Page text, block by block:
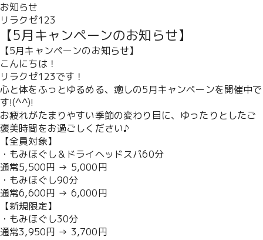
お知らせ
リラクゼ123
【5月キャンペーンのお知らせ】
【5月キャンペーンのお知らせ】
こんにちは！
リラクゼ123です！
心と体をふっとゆるめる、癒しの5月キャンペーンを開催中で
す!(^^)!
お疲れがたまりやすい季節の変わり目に、ゆったりとしたご
褒美時間をお過ごしください♪
【全員対象】
・もみほぐし＆ドライヘッドスパ60分
通常5,500円 → 5,000円
・もみほぐし90分
通常6,600円 → 6,000円
【新規限定】
・もみほぐし30分
通常3,950円 → 3,700円